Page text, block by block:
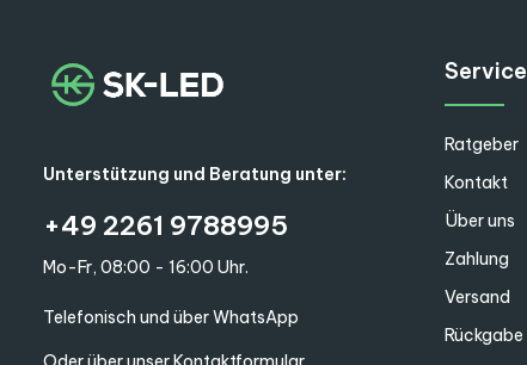
Unterstützung und Beratung unter:
+49 2261 9788995
Mo-Fr, 08:00 - 16:00 Uhr.
Telefonisch und über WhatsApp
Service
Ratgeber
Kontakt
Über uns
Zahlung
Versand
Rückgabe